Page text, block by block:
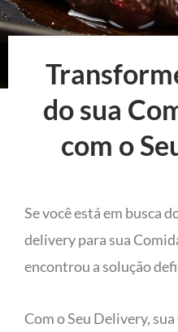
do sua
com o
Se você está em busca
delivery para sua
encontrou a solução
Com o Seu Delivery,